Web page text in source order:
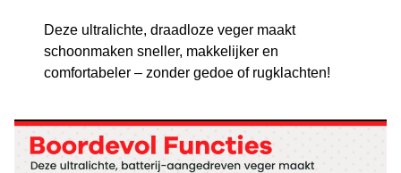
Deze ultralichte, draadloze veger maakt
schoonmaken sneller, makkelijker en
comfortabeler – zonder gedoe of rugklachten!